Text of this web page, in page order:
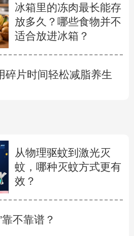
冰箱里的冻肉最长能存
放多久？哪些食物并不
适合放进冰箱？
碎片时间轻松减脂养生
从物理驱蚊到激光灭
蚊，哪种灭蚊方式更有
效？
不靠谱？